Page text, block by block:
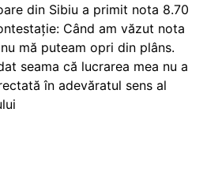
din Sibiu a primit nota 8.70
Când am văzut nota
mă puteam opri din plâns.
seama că lucrarea mea nu a
în adevăratul sens al